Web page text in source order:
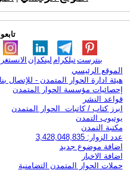
لينكدإن تيلكرامبنترست
الموقع الرئيسي
هيئة ادارة الحوار المتمدن - للإتصال بنا
إحصائيات مؤسسة الحوار المتمدن
قواعد النشر
ابرز كتاب / كاتبات الحوار المتمدن
يوتيوب التمدن
مكتبة التمدن
عدد الزوار: 3,428,048,835
اضافة موضوع جديد
اضافة الاخبار
حملات الحوار المتمدن التضامنية